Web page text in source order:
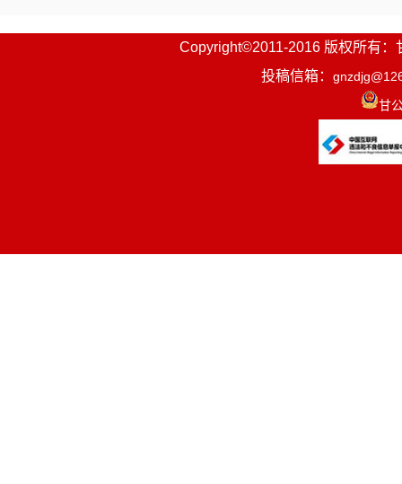
Copyright©2011-2016 版权所有：
投稿信箱：
甘